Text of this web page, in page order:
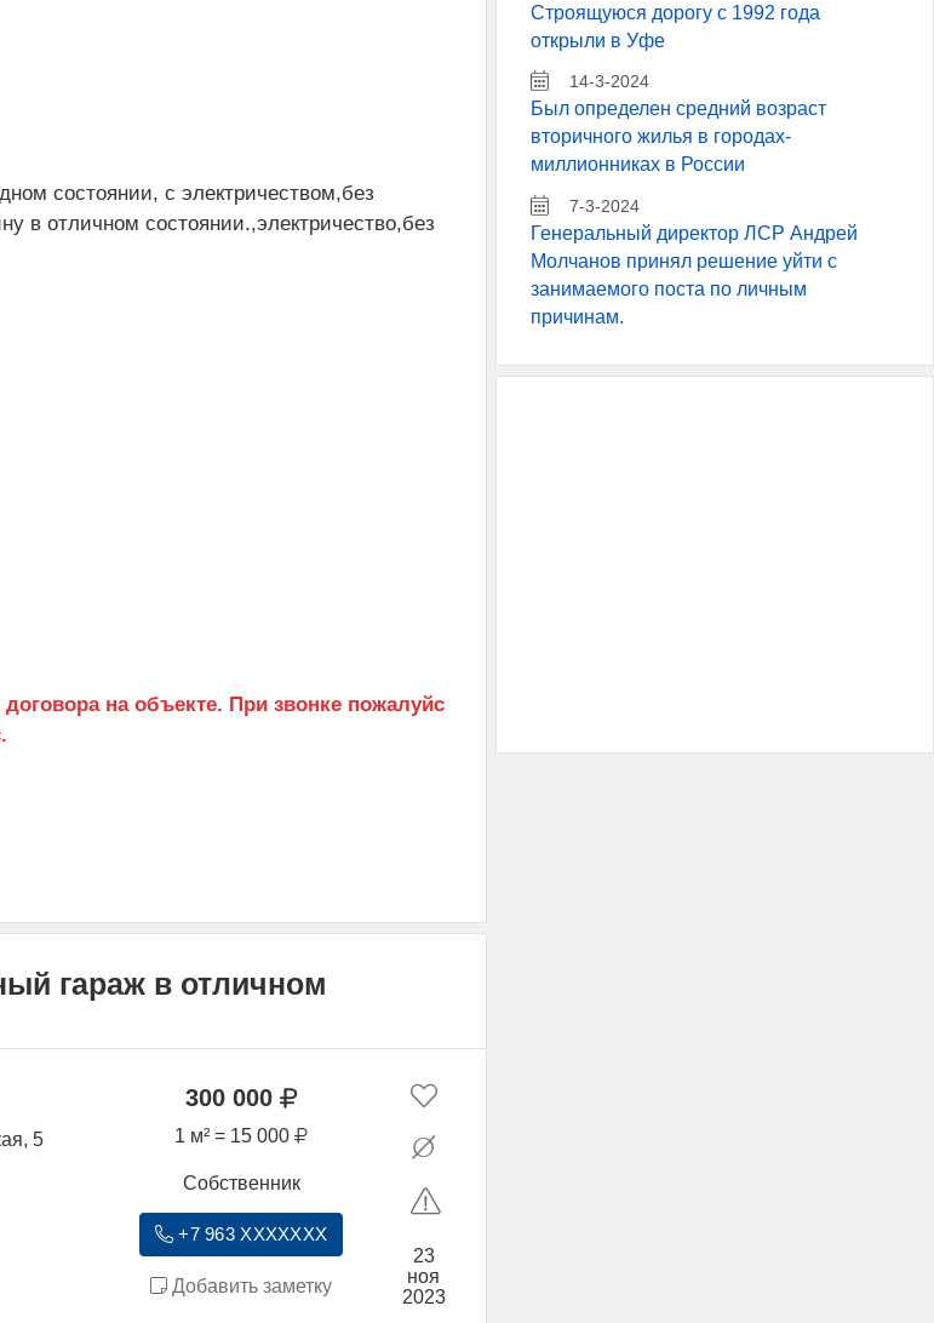
состоянии, с электричеством,без
в отличном состоянии.,электричество,без
гараж в отличном
5
300 000
1 м² = 15 000
Собственник
+7 963 XXXXXXX
Добавить заметку
23
ноя
2023
Строящуюся дорогу с 1992 года
открыли в Уфе
14-3-2024
Был определен средний возраст
вторичного жилья в городах-
миллионниках в России
7-3-2024
Генеральный директор ЛСР Андрей
Молчанов принял решение уйти с
занимаемого поста по личным
причинам.